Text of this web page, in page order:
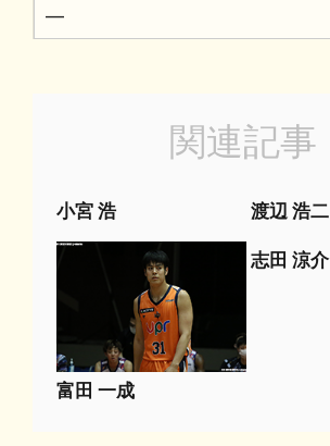
━
関連記事
小宮 浩 渡辺 浩二
富田 一成
志田 涼介